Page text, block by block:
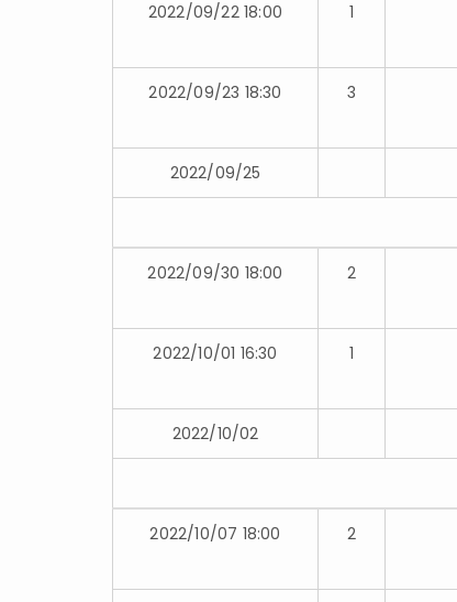
2022/09/22 18:00 1
2022/09/23 18:30 3
2022/09/25
2022/09/30 18:00 2
2022/10/01 16:30 1
2022/10/02
2022/10/07 18:00 2